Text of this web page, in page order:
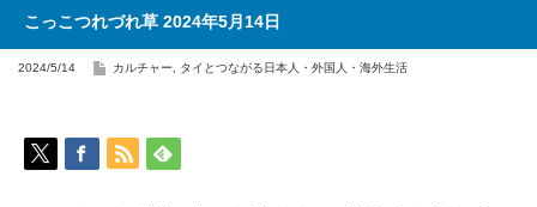
こっこつれづれ草 2024年5月14日
2024/5/14 カルチャー タイとつながる日本人・外国人・海外生活